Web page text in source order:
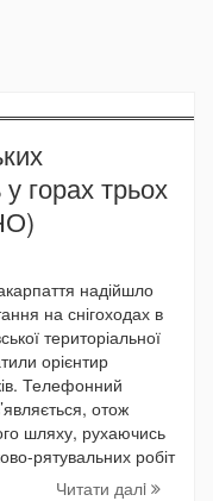
горах трьох
надійшло
на снігоходах в
територіальної
орієнтир
Телефонний
отож
шляху, рухаючись
рятувальних робіт
Читати далi